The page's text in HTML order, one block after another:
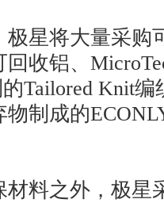
极星将大量采购
收铝、
的Tailored Knit
物制成的
材料之外，极星